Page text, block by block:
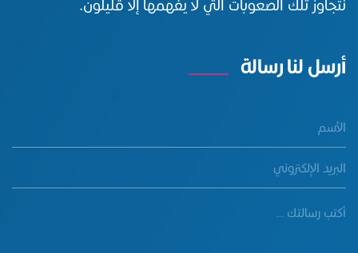
نتجاوز تلك الصعوبات التي لا يفهمها إلا قليلون.
أرسل لنا رسالة